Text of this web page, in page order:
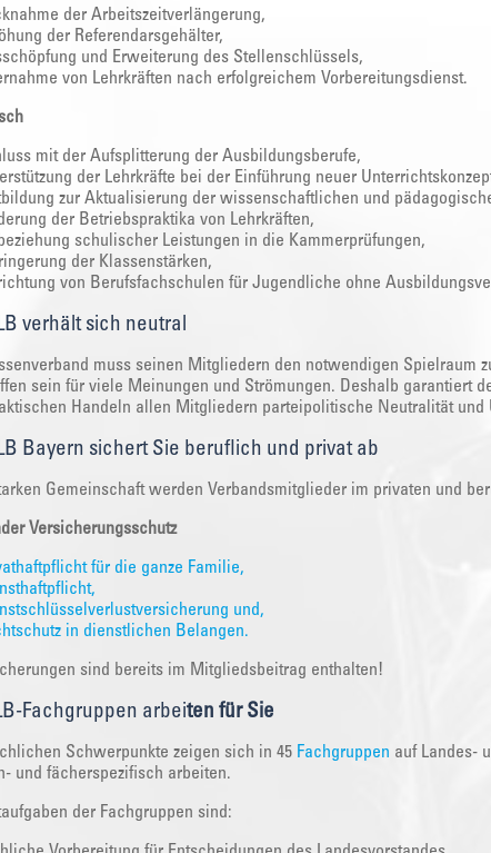
der Arbeitszeitverlängerung,
der Referendarsgehälter,
und Erweiterung des Stellenschlüssels,
von Lehrkräften nach erfolgreichem Vorbereitungsdienst.
mit der Aufsplitterung der Ausbildungsberufe,
der Lehrkräfte bei der Einführung neuer
zur Aktualisierung der wissenschaftlichen und
der Betriebspraktika von Lehrkräften,
schulischer Leistungen in die Kammerprüfungen,
der Klassenstärken,
von Berufsfachschulen für Jugendliche ohne
verhält sich neutral
muss seinen Mitgliedern den notwendigen Spielraum
sein für viele Meinungen und Strömungen. Deshalb garantiert
Handeln allen Mitgliedern parteipolitische Neutralität und
Bayern sichert Sie beruflich und privat ab
Gemeinschaft werden Verbandsmitglieder im privaten und
Versicherungsschutz
für die ganze Familie,
und,
in dienstlichen Belangen.
sind bereits im Mitgliedsbeitrag enthalten!
Fachgruppen arbeiten für Sie
Schwerpunkte zeigen sich in 45 Fachgruppen auf Landes-
und fächerspezifisch arbeiten.
der Fachgruppen sind: